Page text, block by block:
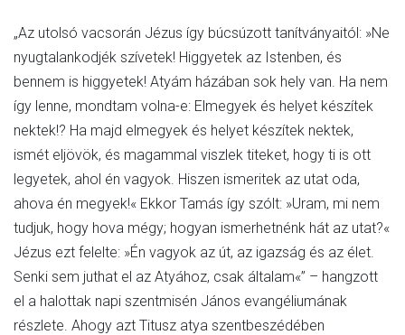
„Az utolsó vacsorán Jézus így búcsúzott tanítványaitól: »Ne
nyugtalankodjék szívetek! Higgyetek az Istenben, és
bennem is higgyetek! Atyám házában sok hely van. Ha nem
így lenne, mondtam volna-e: Elmegyek és helyet készítek
nektek!? Ha majd elmegyek és helyet készítek nektek,
ismét eljövök, és magammal viszlek titeket, hogy ti is ott
legyetek, ahol én vagyok. Hiszen ismeritek az utat oda,
ahova én megyek!« Ekkor Tamás így szólt: »Uram, mi nem
tudjuk, hogy hova mégy; hogyan ismerhetnénk hát az utat?«
Jézus ezt felelte: »Én vagyok az út, az igazság és az élet.
Senki sem juthat el az Atyához, csak általam«” – hangzott
el a halottak napi szentmisén János evangéliumának
részlete. Ahogy azt Titusz atya szentbeszédében